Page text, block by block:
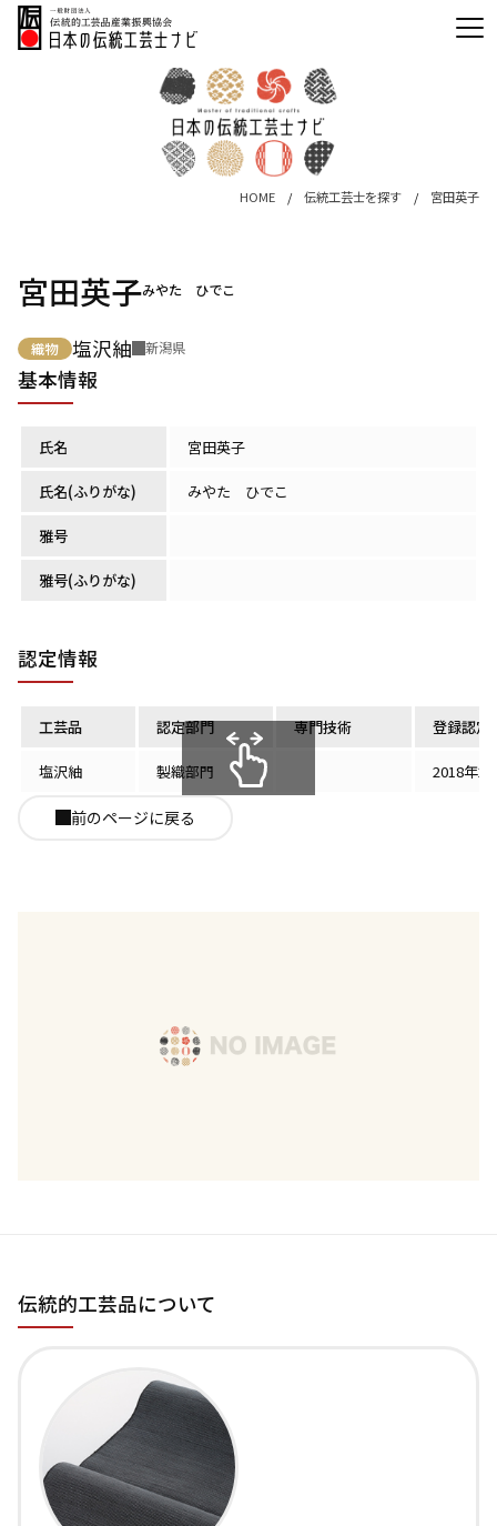
HOME 伝統工芸士を探す 宮田英子
宮田英子みやた ひでこ
織物 塩沢紬 新潟県
基本情報
氏名 宮田英子
氏名(ふりがな) みやた ひでこ
雅号
雅号(ふりがな)
認定情報
工芸品 認定部門 専門技術 登録認定
塩沢紬 製織部門 2018年2
前のページに戻る
伝統的工芸品について